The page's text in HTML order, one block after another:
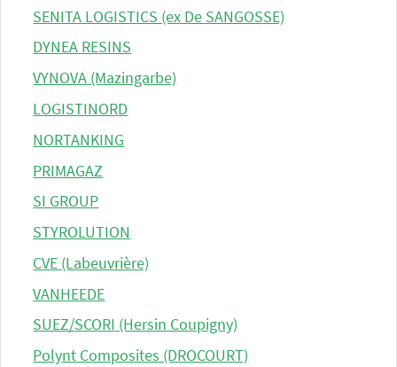
SENITA LOGISTICS (ex De SANGOSSE)
DYNEA RESINS
VYNOVA (Mazingarbe)
LOGISTINORD
NORTANKING
PRIMAGAZ
SI GROUP
STYROLUTION
CVE (Labeuvrière)
VANHEEDE
SUEZ/SCORI (Hersin Coupigny)
Polynt Composites (DROCOURT)